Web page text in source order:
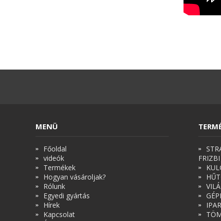
MENÜ
Főoldal
videók
Termékek
Hogyan vásároljak?
Rólunk
Egyedi gyártás
Hírek
Kapcsolat
FRIZBI